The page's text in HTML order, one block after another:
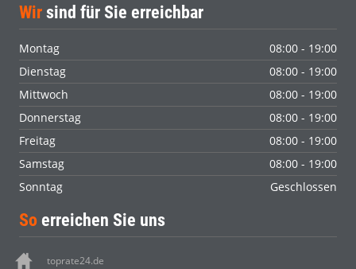
Wir sind für Sie erreichbar
Montag
08:00 - 19:00
Dienstag
08:00 - 19:00
Mittwoch
08:00 - 19:00
Donnerstag
08:00 - 19:00
Freitag
08:00 - 19:00
Samstag
08:00 - 19:00
Sonntag
Geschlossen
So erreichen Sie uns
toprate24.de